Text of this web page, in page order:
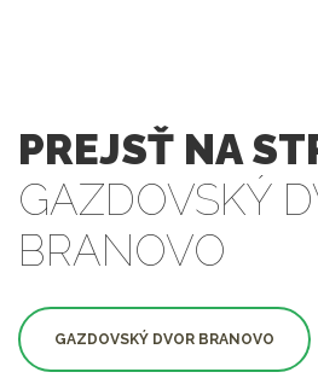
PREJSŤ NA
GAZDOVSKÝ
BRANOVO
GAZDOVSKÝ DVOR BRANOVO